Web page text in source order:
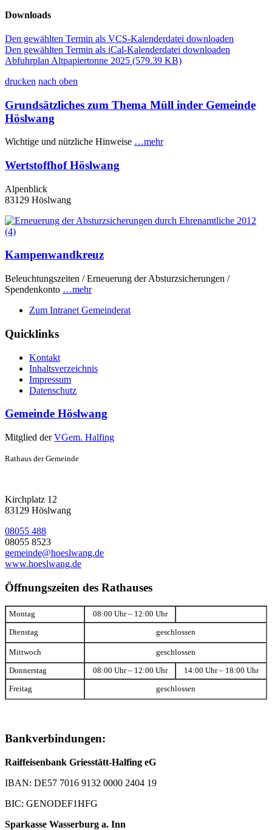
Downloads
Den gewählten Termin als VCS-Kalenderdatei downloaden
Den gewählten Termin als iCal-Kalenderdatei downloaden
Abfuhrplan Altpapiertonne 2025 (579.39 KB)
drucken nach oben
Grundsätzliches zum Thema Müll inder Gemeinde
Höslwang
Wichtige und nützliche Hinweise …mehr
Wertstoffhof Höslwang
Alpenblick
83129 Höslwang
Kampenwandkreuz
Beleuchtungszeiten / Erneuerung der Absturzsicherungen /
Spendenkonto …mehr
Zum Intranet Gemeinderat
Quicklinks
Kontakt
Inhaltsverzeichnis
Impressum
Datenschutz
Gemeinde Höslwang
Mitglied derVGem. Halfing
Rathaus der Gemeinde
Kirchplatz 12
83129 Höslwang
08055 488
08055 8523
gemeinde@hoeslwang.de
www.hoeslwang.de
Öffnungszeiten des Rathauses
Montag 08:00 Uhr – 12:00 Uhr
Dienstag geschlossen
Mittwoch geschlossen
Donnerstag 08:00 Uhr – 12:00 Uhr 14:00 Uhr – 18:00 Uhr
Freitag geschlossen
Bankverbindungen:
Raiffeisenbank Griesstätt-Halfing eG
IBAN: DE57 7016 9132 0000 2404 19
BIC: GENODEF1HFG
Sparkasse Wasserburg a. Inn